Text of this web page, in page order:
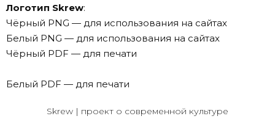
Логотип Skrew:
Чёрный PNG — для использования на сайтах
Белый PNG — для использования на сайтах
Чёрный PDF — для печати
Белый PDF — для печати
Skrew | проект о современной культуре